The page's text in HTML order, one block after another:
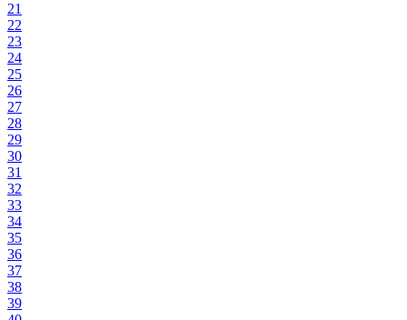
21
22
23
24
25
26
27
28
29
30
31
32
33
34
35
36
37
38
39